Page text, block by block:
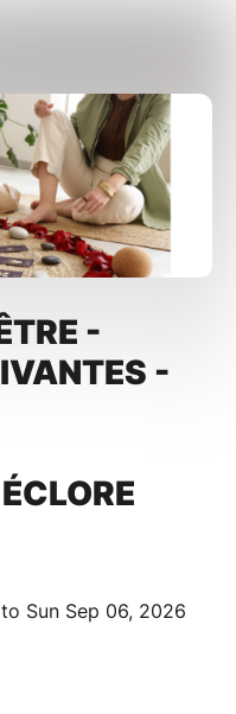
-
-
Sun Sep 06, 2026